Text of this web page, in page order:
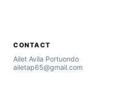
CONTACT
Ailet Avila Portuondo
ailetap65@gmail.com